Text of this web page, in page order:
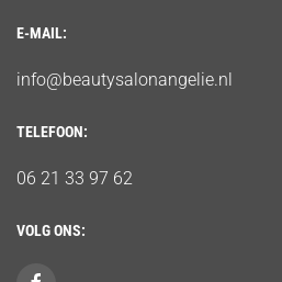
E-MAIL:
info@beautysalonangelie.nl
TELEFOON:
06 21 33 97 62
VOLG ONS: